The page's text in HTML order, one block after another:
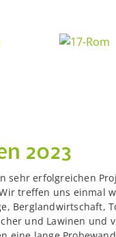
2023
sehr erfolgreichen
treffen uns einmal
Berglandwirtschaft,
und Lawinen und